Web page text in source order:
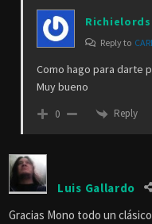
Richielords
Reply to
Como hago para darte
Muy bueno
0 Reply
Luis Gallardo
Gracias Mono todo un